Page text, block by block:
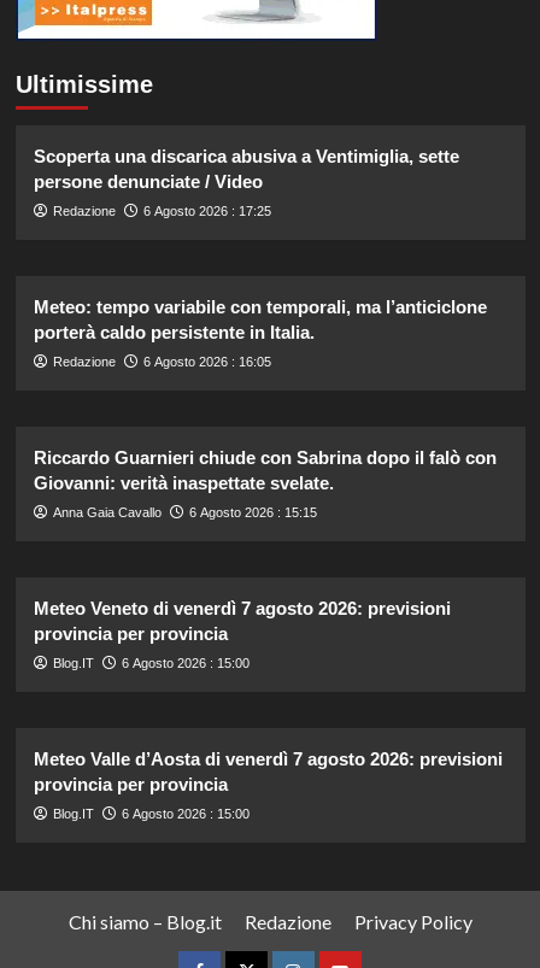
Ultimissime
Scoperta una discarica abusiva a Ventimiglia, sette
persone denunciate / Video
Redazione 6 Agosto 2026 : 17:25
Meteo: tempo variabile con temporali, ma l’anticiclone
porterà caldo persistente in Italia.
Redazione 6 Agosto 2026 : 16:05
Riccardo Guarnieri chiude con Sabrina dopo il falò con
Giovanni: verità inaspettate svelate.
Anna Gaia Cavallo 6 Agosto 2026 : 15:15
Meteo Veneto di venerdì 7 agosto 2026: previsioni
provincia per provincia
Blog.IT 6 Agosto 2026 : 15:00
Meteo Valle d’Aosta di venerdì 7 agosto 2026: previsioni
provincia per provincia
Blog.IT 6 Agosto 2026 : 15:00
Chi siamo – Blog.it Redazione Privacy Policy